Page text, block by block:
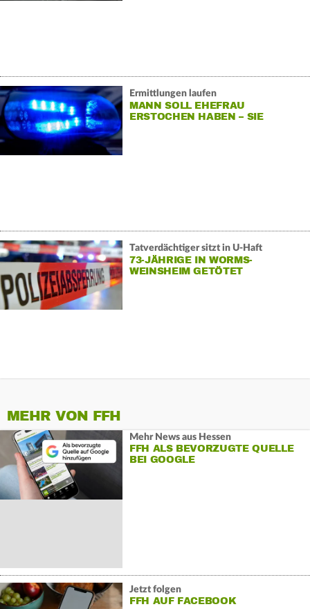
Ermittlungen laufen
MANN SOLL EHEFRAU
ERSTOCHEN HABEN – SIE
Tatverdächtiger sitzt in U-Haft
73-JÄHRIGE IN WORMS-
WEINSHEIM GETÖTET
MEHR VON FFH
Mehr News aus Hessen
FFH ALS BEVORZUGTE QUELLE
BEI GOOGLE
Jetzt folgen
FFH AUF FACEBOOK